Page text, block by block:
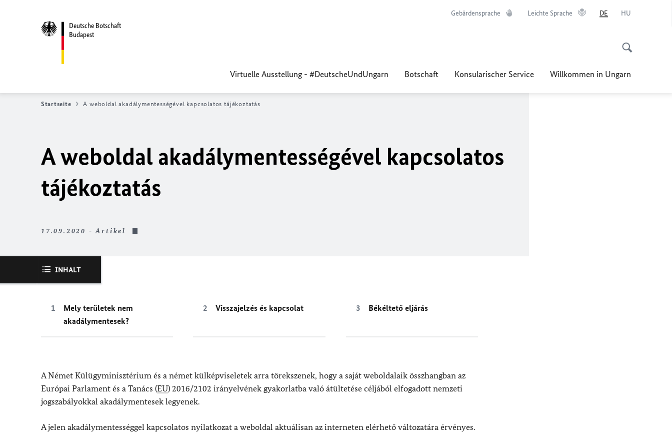
Deutsche Botschaft
Budapest
Gebärdensprache Leichte Sprache DE HU
Virtuelle Ausstellung - #DeutscheUndUngarn Botschaft Konsularischer Service Willkommen in Ungarn
Startseite A weboldal akadálymentességével kapcsolatos tájékoztatás
A weboldal akadálymentességével kapcsolatos
tájékoztatás
17.09.2020 - Artikel
INHALT
Mely területek nem
akadálymentesek?
Visszajelzés és kapcsolat Békéltető eljárás
A Német Külügyminisztérium és a német külképviseletek arra törekszenek, hogy a saját weboldalaik összhangban az
Európai Parlament és a Tanács (EU) 2016/2102 irányelvének gyakorlatba való átültetése céljából elfogadott nemzeti
jogszabályokkal akadálymentesek legyenek.
A jelen akadálymentességgel kapcsolatos nyilatkozat a weboldal aktuálisan az interneten elérhető változatára érvényes.